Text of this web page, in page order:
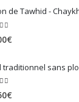
de Tawhid -
€
sur 5
€